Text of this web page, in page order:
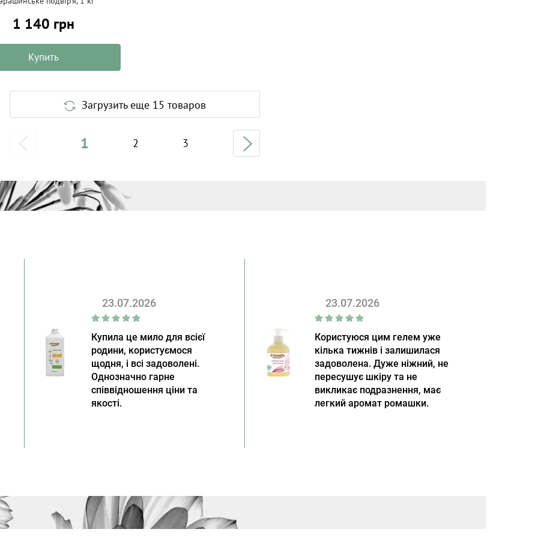
1 140 грн
Купить
Загрузить еще 15 товаров
1 2 3
23.07.2026
Купила це мило для всієї
родини, користуємося
щодня, і всі задоволені.
Однозначно гарне
співвідношення ціни та
якості.
23.07.2026
Користуюся цим гелем уже
кілька тижнів і залишилася
задоволена. Дуже ніжний, не
пересушує шкіру та не
викликає подразнення, має
легкий аромат ромашки.